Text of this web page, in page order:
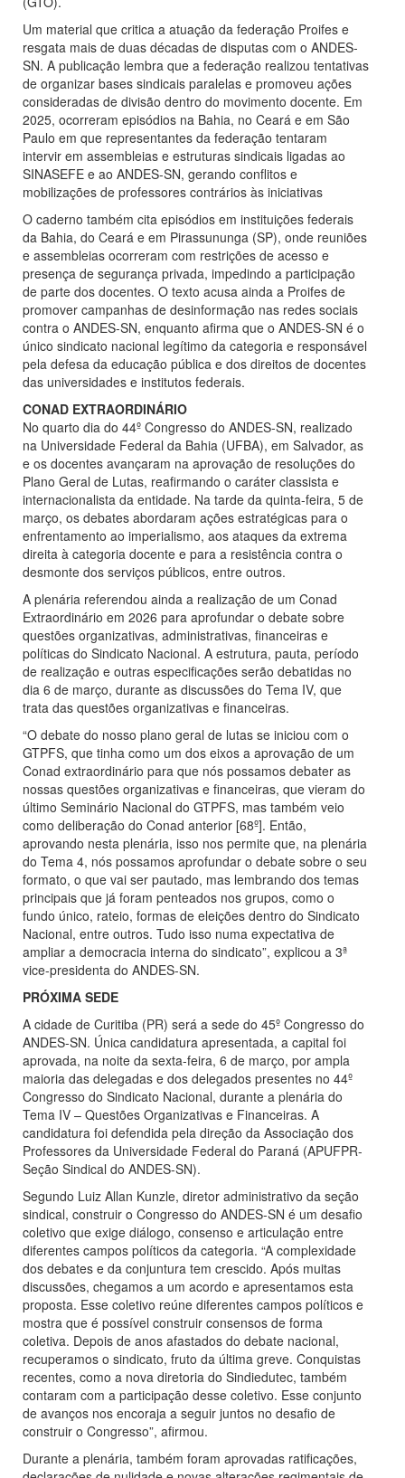
Um material que critica a atuação da federação Proifes e
resgata mais de duas décadas de disputas com o ANDES-
SN. A publicação lembra que a federação realizou tentativas
de organizar bases sindicais paralelas e promoveu ações
consideradas de divisão dentro do movimento docente. Em
2025, ocorreram episódios na Bahia, no Ceará e em São
Paulo em que representantes da federação tentaram
intervir em assembleias e estruturas sindicais ligadas ao
SINASEFE e ao ANDES-SN, gerando conflitos e
mobilizações de professores contrários às iniciativas
O caderno também cita episódios em instituições federais
da Bahia, do Ceará e em Pirassununga (SP), onde reuniões
e assembleias ocorreram com restrições de acesso e
presença de segurança privada, impedindo a participação
de parte dos docentes. O texto acusa ainda a Proifes de
promover campanhas de desinformação nas redes sociais
contra o ANDES-SN, enquanto afirma que o ANDES-SN é o
único sindicato nacional legítimo da categoria e responsável
pela defesa da educação pública e dos direitos de docentes
das universidades e institutos federais.
CONAD EXTRAORDINÁRIO
No quarto dia do 44º Congresso do ANDES-SN, realizado
na Universidade Federal da Bahia (UFBA), em Salvador, as
e os docentes avançaram na aprovação de resoluções do
Plano Geral de Lutas, reafirmando o caráter classista e
internacionalista da entidade. Na tarde da quinta-feira, 5 de
março, os debates abordaram ações estratégicas para o
enfrentamento ao imperialismo, aos ataques da extrema
direita à categoria docente e para a resistência contra o
desmonte dos serviços públicos, entre outros.
A plenária referendou ainda a realização de um Conad
Extraordinário em 2026 para aprofundar o debate sobre
questões organizativas, administrativas, financeiras e
políticas do Sindicato Nacional. A estrutura, pauta, período
de realização e outras especificações serão debatidas no
dia 6 de março, durante as discussões do Tema IV, que
trata das questões organizativas e financeiras.
“O debate do nosso plano geral de lutas se iniciou com o
GTPFS, que tinha como um dos eixos a aprovação de um
Conad extraordinário para que nós possamos debater as
nossas questões organizativas e financeiras, que vieram do
último Seminário Nacional do GTPFS, mas também veio
como deliberação do Conad anterior [68º]. Então,
aprovando nesta plenária, isso nos permite que, na plenária
do Tema 4, nós possamos aprofundar o debate sobre o seu
formato, o que vai ser pautado, mas lembrando dos temas
principais que já foram penteados nos grupos, como o
fundo único, rateio, formas de eleições dentro do Sindicato
Nacional, entre outros. Tudo isso numa expectativa de
ampliar a democracia interna do sindicato”, explicou a 3ª
vice-presidenta do ANDES-SN.
PRÓXIMA SEDE
A cidade de Curitiba (PR) será a sede do 45º Congresso do
ANDES-SN. Única candidatura apresentada, a capital foi
aprovada, na noite da sexta-feira, 6 de março, por ampla
maioria das delegadas e dos delegados presentes no 44º
Congresso do Sindicato Nacional, durante a plenária do
Tema IV – Questões Organizativas e Financeiras. A
candidatura foi defendida pela direção da Associação dos
Professores da Universidade Federal do Paraná (APUFPR-
Seção Sindical do ANDES-SN).
Segundo Luiz Allan Kunzle, diretor administrativo da seção
sindical, construir o Congresso do ANDES-SN é um desafio
coletivo que exige diálogo, consenso e articulação entre
diferentes campos políticos da categoria. “A complexidade
dos debates e da conjuntura tem crescido. Após muitas
discussões, chegamos a um acordo e apresentamos esta
proposta. Esse coletivo reúne diferentes campos políticos e
mostra que é possível construir consensos de forma
coletiva. Depois de anos afastados do debate nacional,
recuperamos o sindicato, fruto da última greve. Conquistas
recentes, como a nova diretoria do Sindiedutec, também
contaram com a participação desse coletivo. Esse conjunto
de avanços nos encoraja a seguir juntos no desafio de
construir o Congresso”, afirmou.
Durante a plenária, também foram aprovadas ratificações,